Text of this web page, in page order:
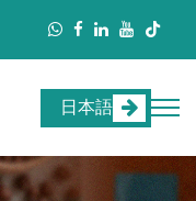
日本語